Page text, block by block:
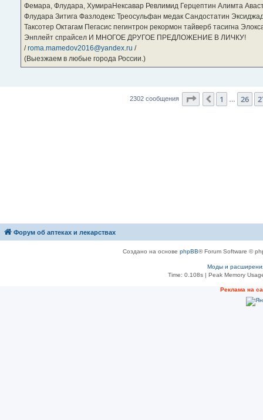
Фемара, Флудара, ХумираНексавар Ревлимид Герцептин Алимта
Флудара Зитига Фазлодекс Треосульфан медак Сандостатин
Таксотер Октагам Пегасис пегинтрон рекормон тайверб тасигна
Энплейт спрайсел И МНОГОЕ ДРУГОЕ ПРЕДЛОЖЕНИЕ В ЛИЧКУ!
/roma.mamedov2016@yandex.ru /
(Выезжаем в любые города России.)
2302 сообщения Страница 28из
Пред.
1 26
Форум об аптеках и лекарствах
Создано на основе phpBB® Forum Software ©
Моды и
Time: 0.108s| Peak Memory
Рeклама на